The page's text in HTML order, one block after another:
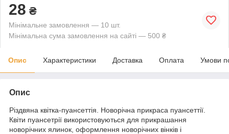
28 ₴
Мінімальне замовлення — 10 шт.
Мінімальна сума замовлення на сайті — 500 ₴
Опис Характеристики Доставка Оплата Умови
Опис
Різдвяна квітка-пуансеттія. Новорічна прикраса пуансеттії.
Квіти пуансетрії використовуються для прикрашання
новорічних ялинок, оформлення новорічних вінків і